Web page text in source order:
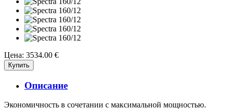
Цена: 3534.00 €
Описание
Экономичность в сочетании с максимальной мощностью.